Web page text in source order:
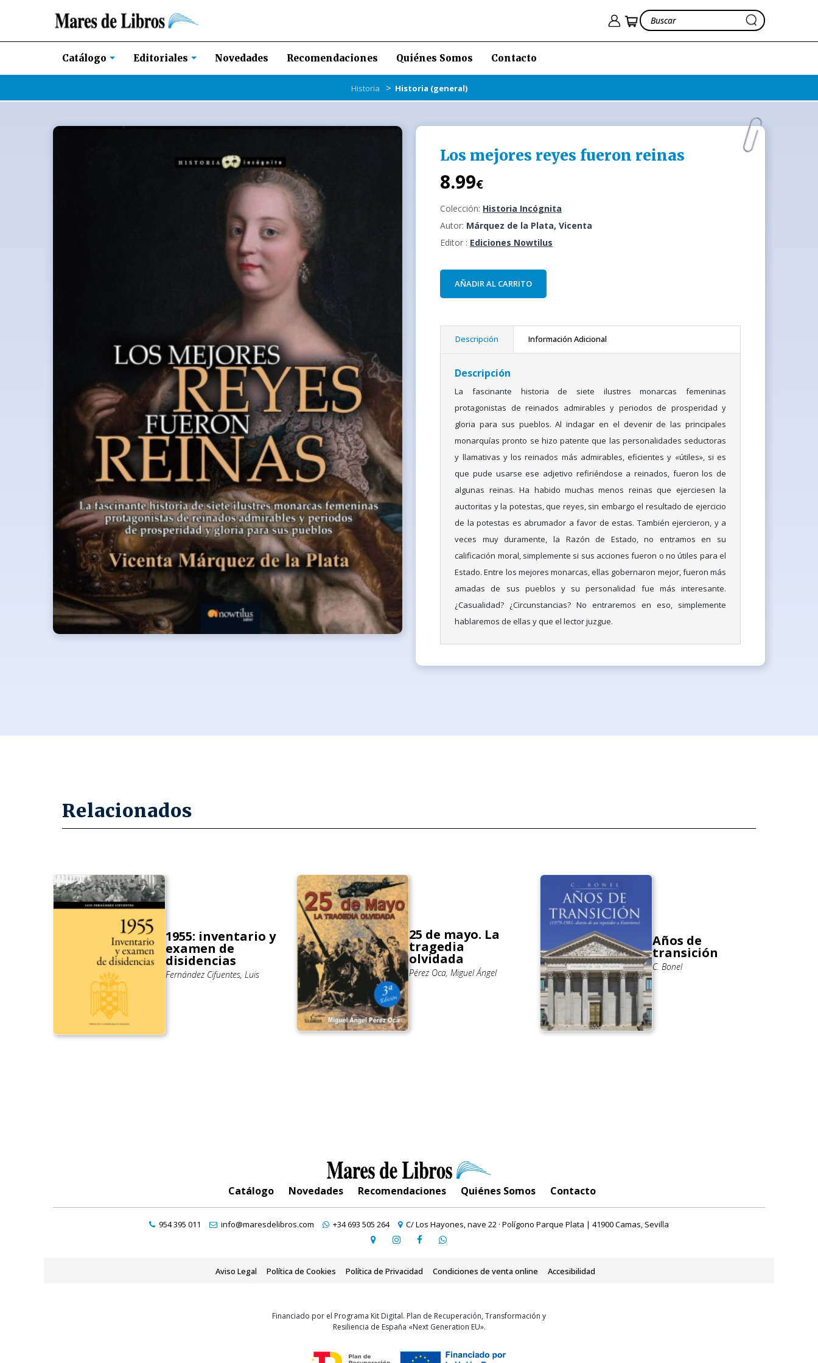
Catálogo Editoriales Novedades Recomendaciones Quiénes Somos Contacto
Historia > Historia (general)
Los mejores reyes fueron reinas
8.99€
Colección: Historia Incógnita
Autor: Márquez de la Plata, Vicenta
Editor : Ediciones Nowtilus
AÑADIR AL CARRITO
Descripción Información Adicional
Descripción
La fascinante historia de siete ilustres monarcas femeninas
protagonistas de reinados admirables y periodos de prosperidad y
gloria para sus pueblos. Al indagar en el devenir de las principales
monarquías pronto se hizo patente que las personalidades seductoras
y llamativas y los reinados más admirables, eficientes y «útiles», si es
que pude usarse ese adjetivo refiriéndose a reinados, fueron los de
algunas reinas. Ha habido muchas menos reinas que ejerciesen la
auctoritas y la potestas, que reyes, sin embargo el resultado de ejercicio
de la potestas es abrumador a favor de estas. También ejercieron, y a
veces muy duramente, la Razón de Estado, no entramos en su
calificación moral, simplemente si sus acciones fueron o no útiles para el
Estado. Entre los mejores monarcas, ellas gobernaron mejor, fueron más
amadas de sus pueblos y su personalidad fue más interesante.
¿Casualidad? ¿Circunstancias? No entraremos en eso, simplemente
hablaremos de ellas y que el lector juzgue.
Relacionados
1955: inventario y
examen de
disidencias
Fernández Cifuentes, Luis
25 de mayo. La
tragedia
olvidada
Pérez Oca, Miguel Ángel
Años de
transición
C. Bonel
Catálogo Novedades Recomendaciones Quiénes Somos Contacto
954 395 011 info@maresdelibros.com +34 693 505 264 C/ Los Hayones, nave 22 · Polígono Parque Plata | 41900 Camas, Sevilla
Aviso Legal Política de Cookies Política de Privacidad Condiciones de venta online Accesibilidad
Financiado por el Programa Kit Digital. Plan de Recuperación, Transformación y
Resiliencia de España «Next Generation EU».